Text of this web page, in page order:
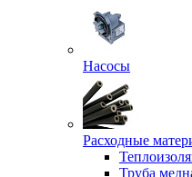
Насосы
Расходные
Труба